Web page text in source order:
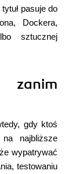
pasuje do
Dockera,
sztucznej
zanim
gdy ktoś
na najbliższe
wypatrywać
testowaniu